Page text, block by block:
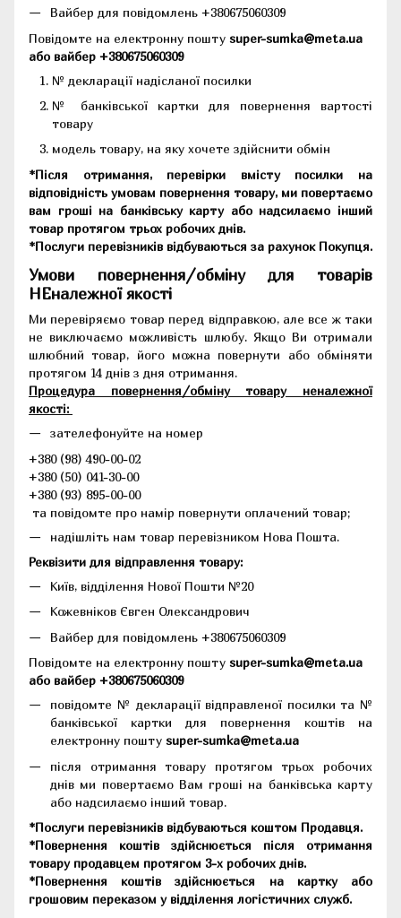
Вайбер для повідомлень +380675060309
Повідомте на електронну пошту super-sumka@meta.ua
або вайбер +380675060309
№ декларації надісланої посилки
№ банківської картки для повернення вартості
товару
модель товару, на яку хочете здійснити обмін
*Після отримання, перевірки вмісту посилки на
відповідність умовам повернення товару, ми повертаємо
вам гроші на банківську карту або надсилаємо інший
товар протягом трьох робочих днів.
*Послуги перевізників відбуваються за рахунок Покупця.
Умови повернення/обміну для товарів
НЕналежної якості
Ми перевіряємо товар перед відправкою, але все ж таки
не виключаємо можливість шлюбу. Якщо Ви отримали
шлюбний товар, його можна повернути або обміняти
протягом 14 днів з дня отримання.
Процедура повернення/обміну товару неналежної
якості:
зателефонуйте на номер
+380 (98) 490-00-02
+380 (50) 041-30-00
+380 (93) 895-00-00
та повідомте про намір повернути оплачений товар;
надішліть нам товар перевізником Нова Пошта.
Реквізити для відправлення товару:
Київ, відділення Нової Пошти №20
Кожевніков Євген Олександрович
Вайбер для повідомлень +380675060309
Повідомте на електронну пошту super-sumka@meta.ua
або вайбер +380675060309
повідомте № декларації відправленої посилки та №
банківської картки для повернення коштів на
електронну пошту super-sumka@meta.ua
після отримання товару протягом трьох робочих
днів ми повертаємо Вам гроші на банківська карту
або надсилаємо інший товар.
*Послуги перевізників відбуваються коштом Продавця.
*Повернення коштів здійснюється після отримання
товару продавцем протягом 3-х робочих днів.
*Повернення коштів здійснюється на картку або
грошовим переказом у відділення логістичних служб.